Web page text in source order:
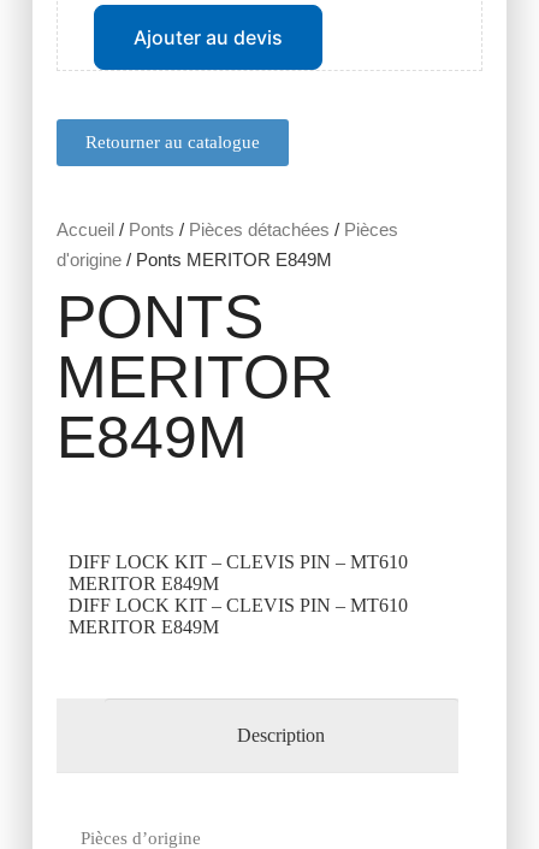
Retourner au catalogue
Accueil/ Ponts / Pièces détachées / Pièces
d'origine/ Ponts MERITOR E849M
PONTS
MERITOR
E849M
DIFF LOCK KIT – CLEVIS PIN – MT610
MERITOR E849M
DIFF LOCK KIT – CLEVIS PIN – MT610
MERITOR E849M
Description
Pièces d’origine
Ajouter au devis